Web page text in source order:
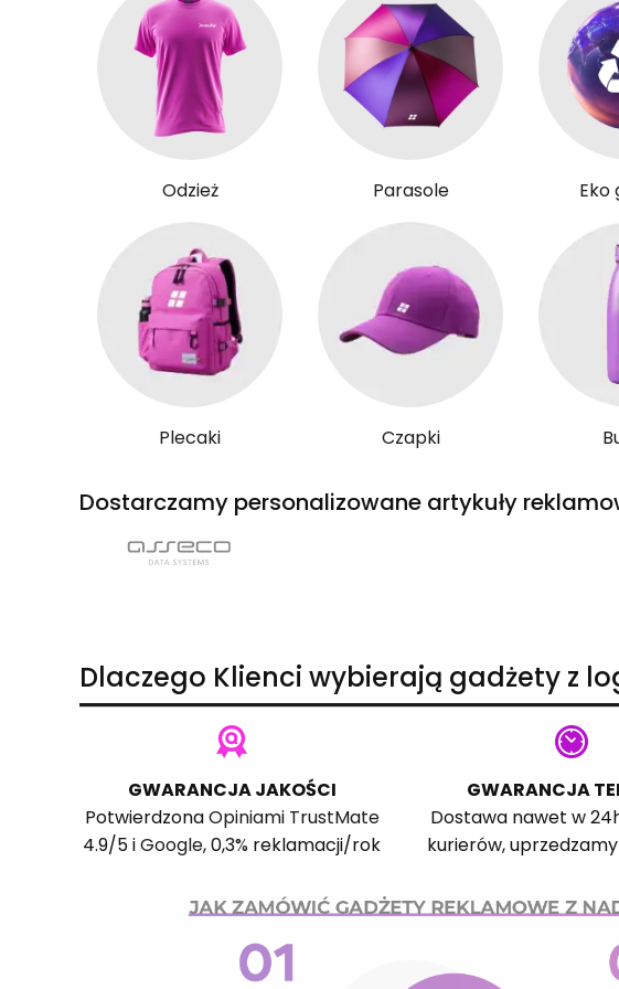
Odzież Parasole Eko
Plecaki Czapki
Dostarczamy personalizowane artykuły
Dlaczego Klienci wybierają gadżety z
GWARANCJA JAKOŚCI
PotwierdzonaOpiniami TrustMate
4.9/5 iGoogle, 0,3% reklamacji/rok
GWARANCJA
Dostawa nawet w
kurierów,